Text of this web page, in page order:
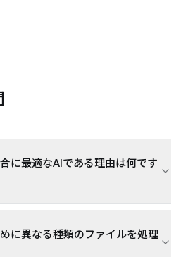
に最適なAIである理由は何です
に異なる種類のファイルを処理